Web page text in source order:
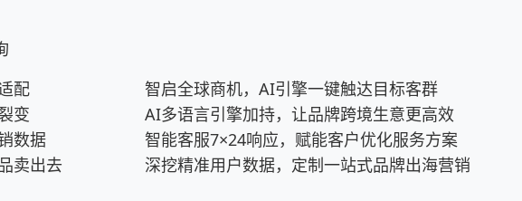
配
变
数据
卖出去
智启全球商机，AI引擎一键触达目标客群
AI多语言引擎加持，让品牌跨境生意更高效
智能客服7×24响应，赋能客户优化服务方案
深挖精准用户数据，定制一站式品牌出海营销